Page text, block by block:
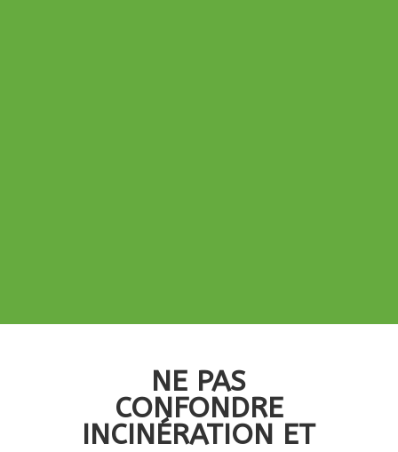
NE PAS
CONFONDRE
INCINÉRATION ET